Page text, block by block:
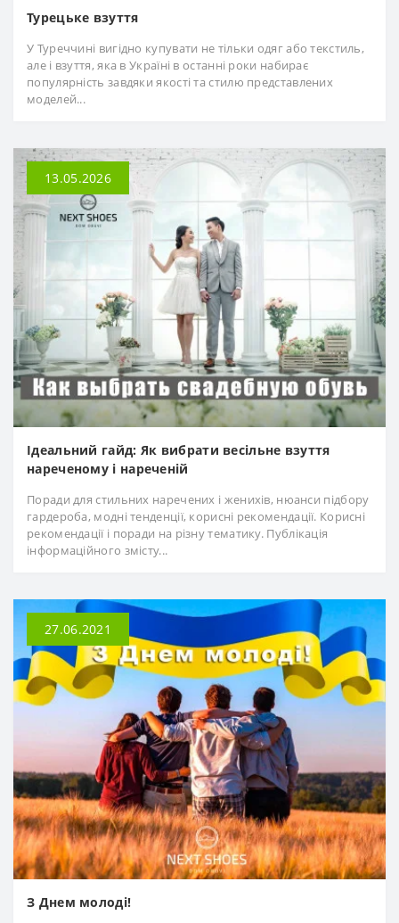
Турецьке взуття
У Туреччині вигідно купувати не тільки одяг або текстиль,
але і взуття, яка в Україні в останні роки набирає
популярність завдяки якості та стилю представлених
моделей...
13.05.2026
Ідеальний гайд: Як вибрати весільне взуття
нареченому і нареченій
Поради для стильних наречених і женихів, нюанси підбору
гардероба, модні тенденції, корисні рекомендації. Корисні
рекомендації і поради на різну тематику. Публікація
інформаційного змісту...
27.06.2021
З Днем молоді!